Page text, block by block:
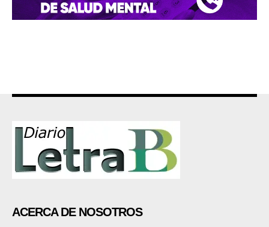
ACERCA DE NOSOTROS